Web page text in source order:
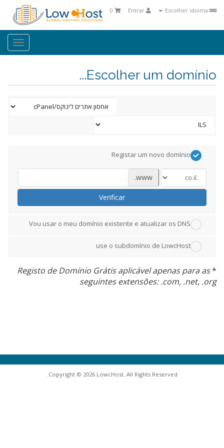
0
Escolher um domínio...
Registar um novo domínio
www.
Verificar
Vou usar o meu domínio existente e atualizar os DNS
use o subdomínio de LowcHost
*
Registo de Domínio Grátis aplicável apenas para as
seguintes extensões: .com, .net, .org
Copyright © 2026 LowcHost. All Rights Reserved.